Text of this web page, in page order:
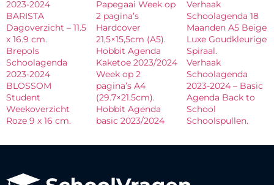
2023-2024
BARISTA
Dagoverzicht – 11.5
x 16.9 cm.
Brepols
Schoolagenda
2023-2024
BLOSSOM
Student
Weekoverzicht
Roze 9 x 16 cm.
Papegaai Week op
2 pagina’s
Hardcover
21,5×15,5cm (A5).
Hobbit Agenda
Kaketoe 2023/2024
Week op 2
pagina’s A4
(29.7×21.5cm).
Hobbit Agenda
basic 2023/2024
Verhaak
Schoolagenda 18
Maanden A5 Beige
Luxe Goudkleurige
Spiraal.
Verhaak
Schoolagenda
2023-2024 – Basic
Agenda Back to
School
Schoolspullen.